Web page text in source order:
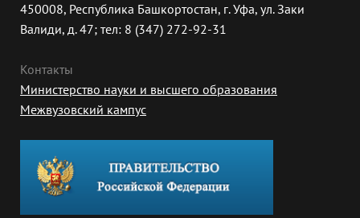
450008, Республика Башкортостан, г. Уфа, ул. Заки
Валиди, д. 47; тел: 8 (347) 272-92-31
Контакты
Министерство науки и высшего образования
Межвузовский кампус